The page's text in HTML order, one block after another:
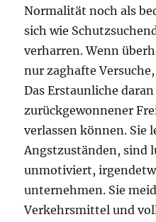
Normalität noch als
sich wie
verharren. Wenn
nur zaghafte
Das Erstaunliche
zurückgewonnener
verlassen können. Sie
Angstzuständen, sind
unmotiviert,
unternehmen. Sie
Verkehrsmittel und